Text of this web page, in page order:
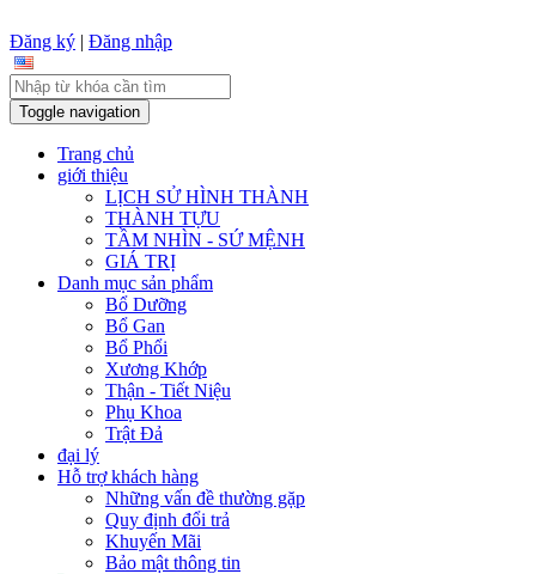
Đăng ký | Đăng nhập
Toggle navigation
Trang chủ
giới thiệu
LỊCH SỬ HÌNH THÀNH
THÀNH TỰU
TẦM NHÌN - SỨ MỆNH
GIÁ TRỊ
Danh mục sản phẩm
Bổ Dưỡng
Bổ Gan
Bổ Phổi
Xương Khớp
Thận - Tiết Niệu
Phụ Khoa
Trật Đả
đại lý
Hỗ trợ khách hàng
Những vấn đề thường gặp
Quy định đổi trả
Khuyến Mãi
Bảo mật thông tin